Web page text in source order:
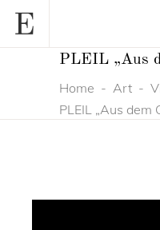
PLEIL „Aus
Home - Art -
PLEIL „Aus dem